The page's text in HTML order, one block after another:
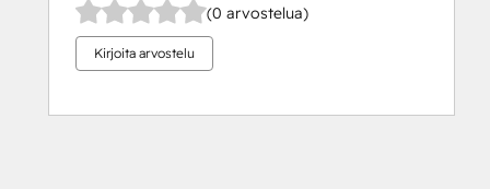
(0 arvostelua)
Kirjoita arvostelu